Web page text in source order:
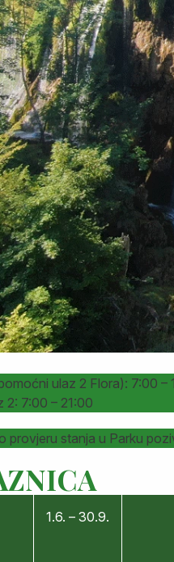
ulaz 2 Flora): 7:00 –
2: 7:00 – 21:00
provjeru stanja u Parku
1.6. – 30.9.